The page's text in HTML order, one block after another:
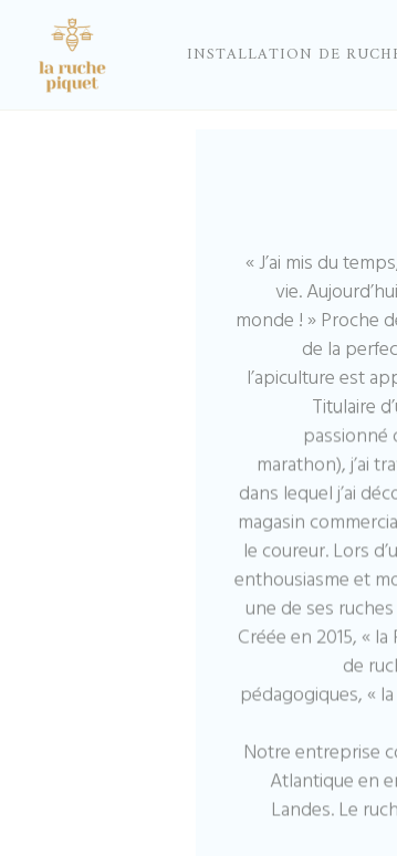
INSTALLATION DE
« J’ai mis du
vie.
monde ! » Proche
de la
l’apiculture est
Titulaire
passionné
marathon), j’ai
dans lequel j’ai
magasin
le coureur. Lors
enthousiasme et
une de ses
Créée en 2015, «
de
pédagogiques, «
Notre entreprise
Atlantique en
Landes. Le